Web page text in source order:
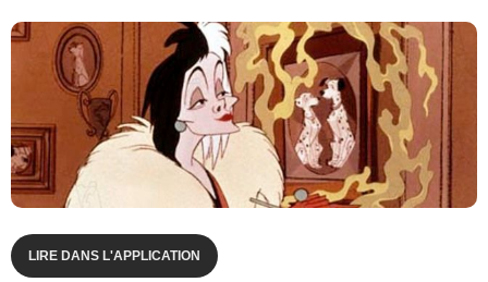
LIRE DANS L'APPLICATION